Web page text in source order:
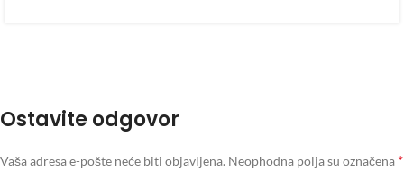
Ostavite odgovor
Vaša adresa e-pošte neće biti objavljena. Neophodna polja su označena *